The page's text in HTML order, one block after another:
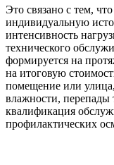
Это связано с тем,
индивидуальную
интенсивность
технического
формируется на
на итоговую
помещение или
влажности, перепады
квалификация
профилактических